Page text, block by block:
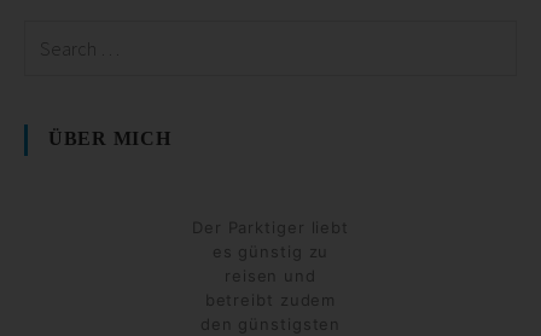
ÜBER MICH
Der Parktiger liebt
es günstig zu
reisen und
betreibt zudem
den günstigsten